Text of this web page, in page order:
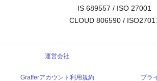
IS 689557 / ISO 27001
CLOUD 806590 /
運営会社
Grafferアカウント利用規約 プラ